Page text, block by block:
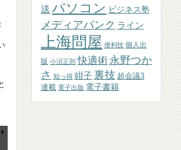
送 パソコン ビジネス塾
メディアバンク ライン
上海問屋 便利技 個人出
版 小沼正則 快適術 永野つか
さ 知っ得 紺子 裏技 超会議3
連載 電子出版 電子書籍